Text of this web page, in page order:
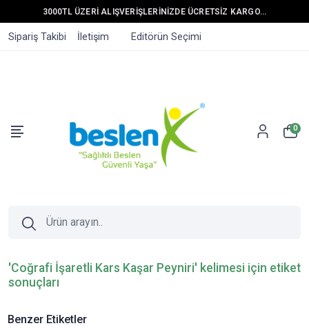
3000TL ÜZERİ ALIŞVERİŞLERİNİZDE ÜCRETSİZ KARGO...
Sipariş Takibi İletişim Editörün Seçimi
0
'Coğrafi İşaretli Kars Kaşar Peyniri' kelimesi için etiket
sonuçları
Benzer Etiketler